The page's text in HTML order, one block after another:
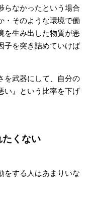
らなかったという場合
・そのような環境で働
を生み出した物質が悪
子を突き詰めていけば
を武器にして、自分の
い』という比率を下げ
たくない
をする人はあまりいな